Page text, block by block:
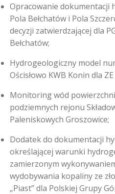
Opracowanie dokumentacji
Pola Bełchatów i Pola
decyzji zatwierdzającej dla
Bełchatów;
Hydrogeologiczny model
Ościsłowo KWB Konin dla
Monitoring wód
podziemnych rejonu
Paleniskowych Groszowice;
Dodatek do dokumentacji
określającej warunki
zamierzonym
wydobywania kopaliny ze
„Piast” dla Polskiej Grupy